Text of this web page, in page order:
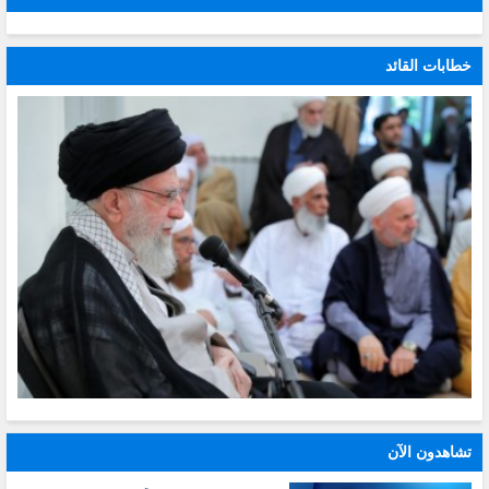
خطابات القائد
تشاهدون الآن